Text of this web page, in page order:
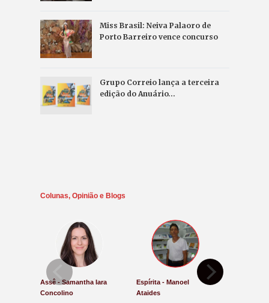
Miss Brasil: Neiva Palaoro de
Porto Barreiro vence concurso
Grupo Correio lança a terceira
edição do Anuário…
Colunas, Opinião e Blogs
Assê - Samantha Iara
Concolino
Espírita - Manoel
Ataides